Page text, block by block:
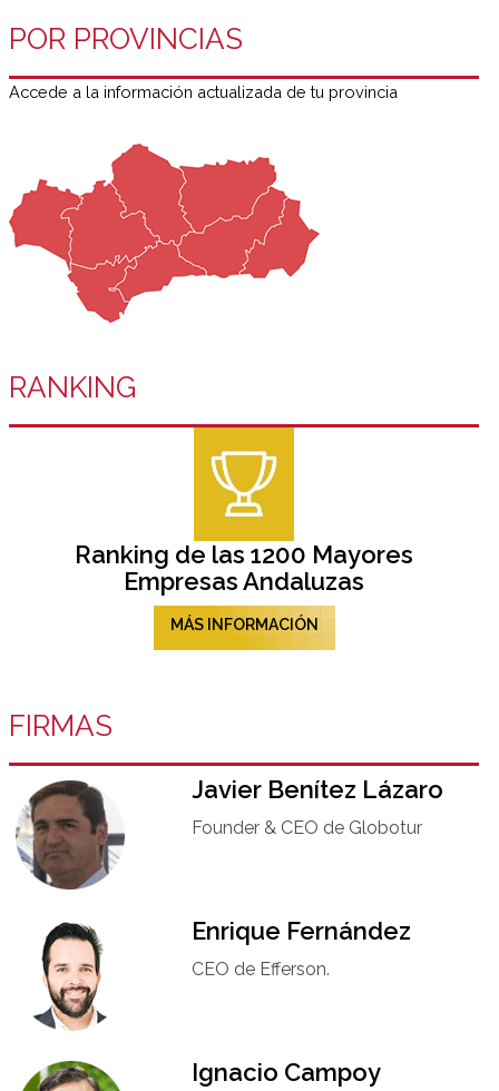
POR PROVINCIAS
Accede a la información actualizada de tu provincia
RANKING
Ranking de las 1200 Mayores
Empresas Andaluzas
MÁS INFORMACIÓN
FIRMAS
Javier Benítez Lázaro
Founder & CEO de Globotur​
Enrique Fernández
CEO de Efferson.
Ignacio Campoy​